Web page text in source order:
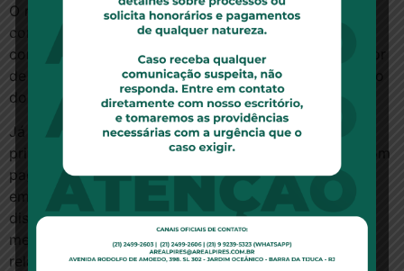
O magistrado lembrou que a coparticipação do
consumidor exclusivamente em procedimentos não é
considerada contribuição, pois é tão somente um fator
de moderação, cuja função é evitar o uso desenfreado
dos serviços da saúde suplementar.
Já no caso de inclusão do empregado em plano
privado superior de assistência à saúde
, com
pagamento de valor periódico fixo, oferecido pelo
empregador em substituição ao originalmente
disponibilizado sem a sua participação, incidirão os
mesmos direitos do inativo contribuinte – informou o
relator.